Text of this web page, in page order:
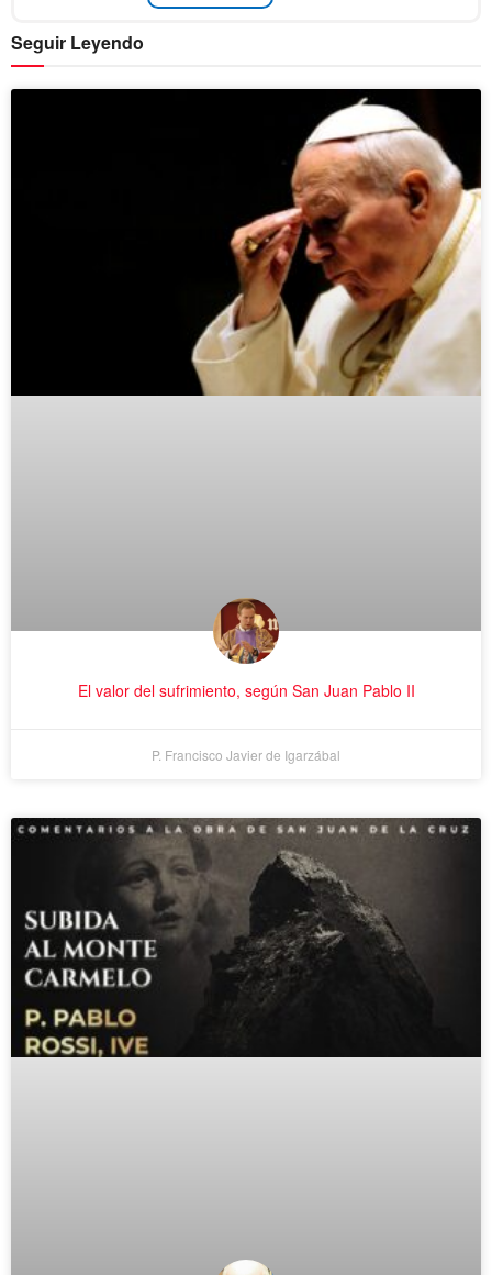
Seguir Leyendo
El valor del sufrimiento, según San Juan Pablo II
P. Francisco Javier de Igarzábal